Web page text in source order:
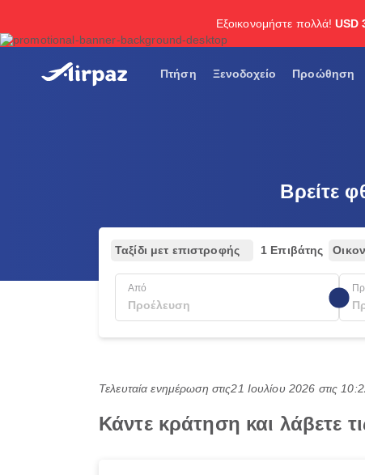
Εξοικονομήστε πολλά! USD
Πτήση Ξενοδοχείο Προώθηση
Βρείτε
Ταξίδι μετ επιστροφής 1 Επιβάτης
Από
Τελευταία ενημέρωση στις21 Ιουλίου 2026 στις
Κάντε κράτηση και λάβετε